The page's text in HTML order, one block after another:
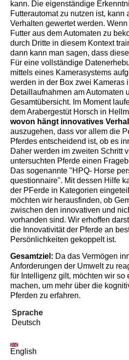
kann. Die eigenständige
Futterautomat zu nutzen ist, kann
Verhalten gewertet werden.
Futter aus dem Automaten zu
durch Dritte in diesem Kontext
dann kann man sagen, dass
Für eine vollständige
mittels eines Kamerasystems
werden in der Box zwei Kameras
Detaillaufnahmen am Automaten
Gesamtübersicht. Im Moment
dem Arabergestüt Horsch in
wovon hängt innovatives
auszugehen, dass vor allem die
Pferdes entscheidend ist, ob es
Daher werden im zweiten Schritt
untersuchten Pferde einen
Das sogenannte "HPQ- Horse
questionnaire". Mit dessen Hilfe
der PFerde in Kategorien
möchten wir herausfinden, ob
zwischen den innovativen und
vorhanden sind. Wir erhoffen
die Innovativität der Pferde an
Persönlichkeiten gekoppelt ist.
Gesamtziel: Da das Vermögen
Anforderungen der Umwelt zu
für Intelligenz gilt, möchten wir so
machen, um mehr über die
Pferden zu erfahren.
Sprache
Deutsch
English